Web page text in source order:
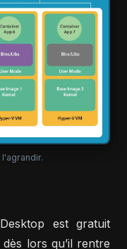
est gratuit
lors qu’il rentre